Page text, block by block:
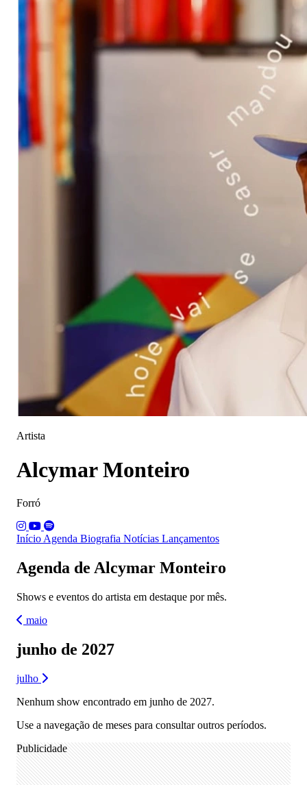
Artista
Alcymar Monteiro
Forró
Início Agenda Biografia Notícias Lançamentos
Agenda de Alcymar Monteiro
Shows e eventos do artista em destaque por mês.
maio
junho de 2027
julho
Nenhum show encontrado em junho de 2027.
Use a navegação de meses para consultar outros períodos.
Publicidade